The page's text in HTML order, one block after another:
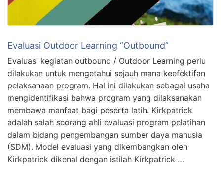
Evaluasi Outdoor Learning “Outbound”
Evaluasi kegiatan outbound / Outdoor Learning perlu
dilakukan untuk mengetahui sejauh mana keefektifan
pelaksanaan program. Hal ini dilakukan sebagai usaha
mengidentifikasi bahwa program yang dilaksanakan
membawa manfaat bagi peserta latih. Kirkpatrick
adalah salah seorang ahli evaluasi program pelatihan
dalam bidang pengembangan sumber daya manusia
(SDM). Model evaluasi yang dikembangkan oleh
Kirkpatrick dikenal dengan istilah Kirkpatrick …